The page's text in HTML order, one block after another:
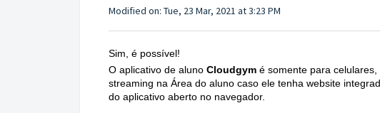
Modified on: Tue, 23 Mar, 2021 at 3:23 PM
Sim, é possível!
O aplicativo de aluno Cloudgym é somente para
streaming na Área do aluno caso ele tenha website
do aplicativo aberto no navegador.